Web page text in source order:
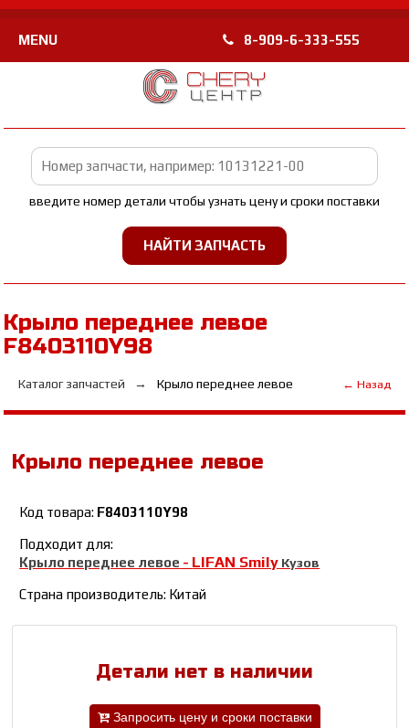
MENU 8-909-6-333-555
введите номер детали чтобы узнать цену и сроки поставки
Крыло переднее левое
F8403110Y98
Каталог запчастей Крыло переднее левое ← Назад
Крыло переднее левое
Код товара: F8403110Y98
Подходит для:
Крыло переднее левое - LIFAN Smily Кузов
Страна производитель: Китай
Детали нет в наличии
Запросить цену и сроки поставки